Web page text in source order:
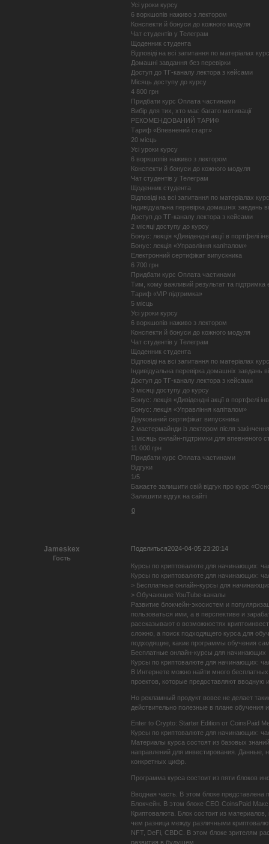
Усі уроки курсу
6 воркшопів наживо з лектором
Конспекти й бонуси до кожного модуля
Чат студентів у Телеграм
Щоденник студента
Відповіді на всі запитання по матеріалах
Домашні завдання без перевірки
Доступ до ТГ-каналу лектора з кейсами
Місяць доступу до курсу
4 800 грн
Придбати курс Оплата частинами
Вибір для тих, хто має багато мотивації
РЕКОМЕНДОВАНИЙ ТАРИФ
Тариф «Впевнений старт»
20 місць
Усі уроки курсу
6 воркшопів наживо з лектором
Конспекти й бонуси до кожного модуля
Чат студентів у Телеграм
Щоденник студента
Відповіді на всі запитання по матеріалах
Індивідуальна перевірка домашніх завдань
Доступ до ТГ-каналу лектора з кейсами
2 місяці доступу до курсу
Бонус: лекція «Дивідендні акції в портфелі
Бонус: лекція «Управління капіталом»
Електронний сертифікат випускника
6 700 грн
Придбати курс Оплата частинами
Тим, кому важливий результат та підтримка
Тариф «VIP підтримка»
5 місць
Усі уроки курсу
6 воркшопів наживо з лектором
Конспекти й бонуси до кожного модуля
Чат студентів у Телеграм
Щоденник студента
Відповіді на всі запитання по матеріалах
Індивідуальна перевірка домашніх завдань
Доступ до ТГ-каналу лектора з кейсами
3 місяці доступу до курсу
Бонус: лекція «Дивідендні акції в портфелі
Бонус: лекція «Управління капіталом»
Друкований сертифікат випускника
2 мастермайнди із лектором після
1 місяць онлайн-підтримки для впевненого
11 000 грн
Придбати курс Оплата частинами
Відгуки
1/5
Бажаєте залишити свій відгук про курс
Залишити відгук на сайті
0
Поделиться2024-04-05 23:20:14
Jameskex
Гость
Курсы по криптовалюте для начинающих:
Курсы по криптовалюте для начинающих:
> Бесплатные онлайн-курсы для
> Обучающие YouTube-каналы
Развитие блокчейн-экосистем и
пользоваться ими, а в перспективе и
рассказывают о возможностях
сложно, а поиск подходящего курса для
подходящие, какие программы обучения
Бесплатные онлайн-курсы для начинающих
Курсы по криптовалюте для начинающих:
В Интернете можно найти много
проектов, которые предоставляют
Но рекламный продукт вовсе не делает
действительно полезные в плане обучения
Enter to Crypto: Starter Edition от CoinsPaid
Курсы по криптовалюте для начинающих:
Материалы курса состоят из базовых
направлений для инвестирования. Данные,
конкретных цифр.
Программа курса состоит из пяти блоков
Вводная часть. В этом блоке представлена
Блокчейн. В этом блоке CEO CoinsPaid
Криптовалюта. Блок состоит из
чем разница между различными
NFT, DeFi, CBDC. В этом блоке зрителям
развития в будущем.